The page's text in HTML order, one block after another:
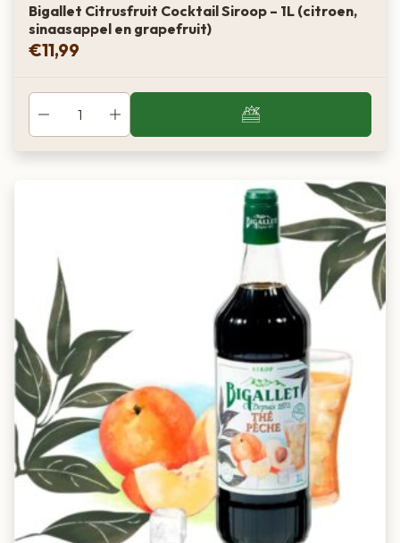
Bigallet Citrusfruit Cocktail Siroop – 1L (citroen,
sinaasappel en grapefruit)
€11,99